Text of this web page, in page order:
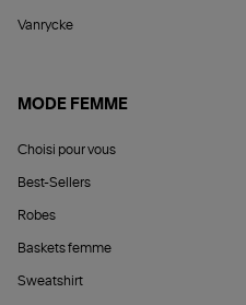
Vanrycke
MODE FEMME
Choisi pour vous
Best-Sellers
Robes
Baskets femme
Sweatshirt